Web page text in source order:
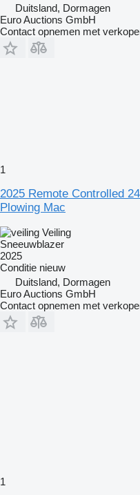
Duitsland, Dormagen
Euro Auctions GmbH
Contact opnemen met
1
2025 Remote Controlled
Plowing Mac
Veiling
Sneeuwblazer
2025
Conditie nieuw
Duitsland, Dormagen
Euro Auctions GmbH
Contact opnemen met
1